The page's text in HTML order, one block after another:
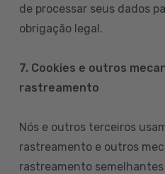
de processar seus dados
obrigação legal.
7. Cookies e outros
rastreamento
Nós e outros terceiros
rastreamento e outros
rastreamento